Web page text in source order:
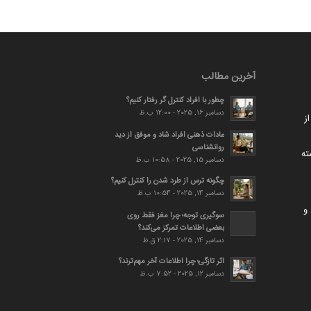
و
آخرین مطالب
چطور با افراد کنترل گر رفتار کنیم؟
دسامبر 16, 2025 - 12:00 ب.ظ
عادات ذهنی افراد شاد و موفق از دید
روانشناسی
دسامبر 15, 2025 - 10:58 ب.ظ
چگونه ترس از طرد شدن را کنترل کنیم؟
دسامبر 14, 2025 - 10:54 ب.ظ
سوگیری توجه؛ چرا مغز فقط روی
بعضی اطلاعات تمرکز می‌کند؟
دسامبر 14, 2025 - 2:17 ق.ظ
اثر تازگی؛ چرا اطلاعات آخر مهم‌ترند؟
دسامبر 12, 2025 - 7:52 ب.ظ